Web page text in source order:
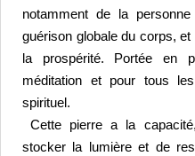
notamment de la
guérison globale du corps,
la prospérité. Portée en
méditation et pour tous
spirituel.
Cette pierre a la capacité, comme le vrai diamant, de
stocker la lumière et de